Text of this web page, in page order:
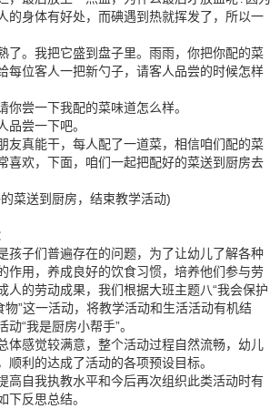
的身体有好处，而碘遇到热就挥发了，所以一
。我把它盛到盘子里。雨雨，你把你配的菜
每位客人一把新勺子，请客人品尝的时候怎样
尝一下我配的菜味道怎么样。
尝一下吧。
真能干，每人配了一道菜，相信咱们配的菜
喜欢，下面，咱们一起把配好的菜送到厨房去
送到厨房，结束教学活动)
子们普遍存在的问题，为了让幼儿了解各种
作用，养成良好的饮食习惯，培养他们参与劳
人的劳动成果，我们根据大班主题八“我会保护
物”这一活动，将教学活动和生活活动有机结
“我是厨房小帮手”。
感觉较满意，整个活动过程自然流畅，幼儿
顺利的达成了活动的各项预设目标。
自我执教水平和今后再次组织此类活动时有
下反思总结。